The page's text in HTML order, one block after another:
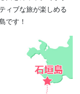
ィブな旅が楽しめる
です！